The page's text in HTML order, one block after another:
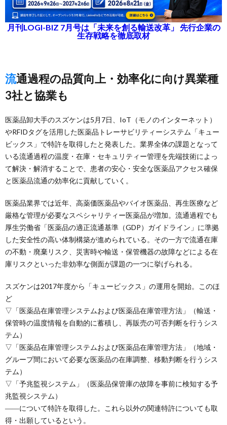
月刊LOGI-BIZ 7月号は「未来を創る輸送改革」 先行企業の
生存戦略を徹底取材
流通過程の品質向上・効率化に向け異業種
3社と協業も
医薬品卸大手のスズケンは5月7日、IoT（モノのインターネット）
やRFIDタグを活用した医薬品トレーサビリティーシステム「キュー
ビックス」で特許を取得したと発表した。業界全体の課題となって
いる流通過程の温度・在庫・セキュリティー管理を先端技術によっ
て解決・解消することで、患者の安心・安全な医薬品アクセス確保
と医薬品流通の効率化に貢献していく。
医薬品業界では近年、高薬価医薬品やバイオ医薬品、再生医療など
厳格な管理が必要なスペシャリティー医薬品が増加。流通過程でも
厚生労働省「医薬品の適正流通基準（GDP）ガイドライン」に準拠
した安全性の高い体制構築が進められている。その一方で流通在庫
の不動・廃棄リスク、災害時や輸送・保管機器の故障などによる在
庫リスクといった非効率な側面が課題の一つに挙げられる。
スズケンは2017年度から「キュービックス」の運用を開始。このほ
ど
▽「医薬品在庫管理システムおよび医薬品在庫管理方法」（輸送・
保管時の温度情報を自動的に蓄積し、再販売の可否判断を行うシス
テム）
▽「医薬品在庫管理システムおよび医薬品在庫管理方法」（地域・
グループ間において必要な医薬品の在庫調整、移動判断を行うシス
テム）
▽「予兆監視システム」（医薬品保管庫の故障を事前に検知する予
兆監視システム）
――について特許を取得した。これら以外の関連特許についても取
得・出願しているという。